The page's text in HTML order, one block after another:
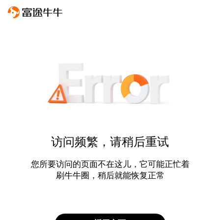
访问频繁，请稍后重试
您所要访问的页面不在这儿，它可能正忙着
刷牛牛圈，稍后就能恢复正常